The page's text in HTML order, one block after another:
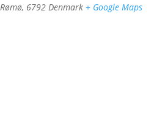
Rømø, 6792 Denmark + Google Maps